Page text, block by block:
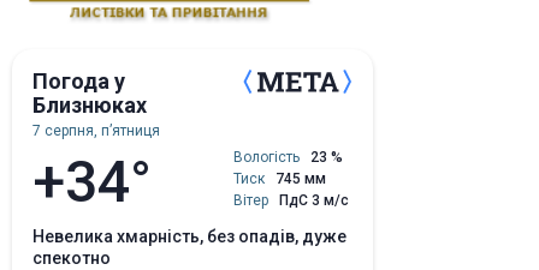
Погода у
Близнюках
7 серпня, пʼятниця
+34° Вологість
23 %
Тиск
745 мм
Вітер
ПдС 3 м/с
невелика хмарність, без опадів, дуже
спекотно